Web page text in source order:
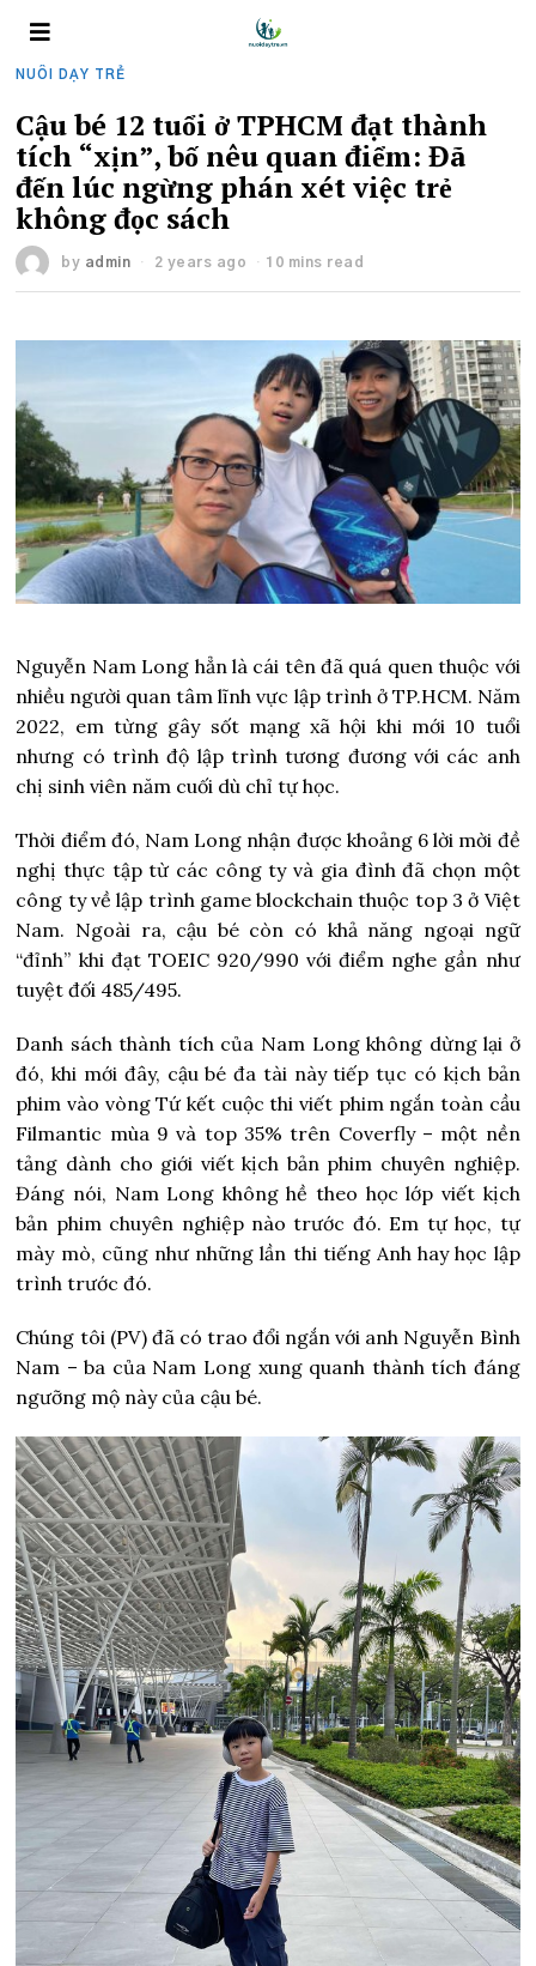
NUÔI DẠY TRẺ
Cậu bé 12 tuổi ở TPHCM đạt thành
tích “xịn”, bố nêu quan điểm: Đã
đến lúc ngừng phán xét việc trẻ
không đọc sách
by admin 2 years ago 10 mins read
Nguyễn Nam Long hẳn là cái tên đã quá quen thuộc với
nhiều người quan tâm lĩnh vực lập trình ở TP.HCM. Năm
2022, em từng gây sốt mạng xã hội khi mới 10 tuổi
nhưng có trình độ lập trình tương đương với các anh
chị sinh viên năm cuối dù chỉ tự học.
Thời điểm đó, Nam Long nhận được khoảng 6 lời mời đề
nghị thực tập từ các công ty và gia đình đã chọn một
công ty về lập trình game blockchain thuộc top 3 ở Việt
Nam. Ngoài ra, cậu bé còn có khả năng ngoại ngữ
“đỉnh” khi đạt TOEIC 920/990 với điểm nghe gần như
tuyệt đối 485/495.
Danh sách thành tích của Nam Long không dừng lại ở
đó, khi mới đây, cậu bé đa tài này tiếp tục có kịch bản
phim vào vòng Tứ kết cuộc thi viết phim ngắn toàn cầu
Filmantic mùa 9 và top 35% trên Coverfly – một nền
tảng dành cho giới viết kịch bản phim chuyên nghiệp.
Đáng nói, Nam Long không hề theo học lớp viết kịch
bản phim chuyên nghiệp nào trước đó. Em tự học, tự
mày mò, cũng như những lần thi tiếng Anh hay học lập
trình trước đó.
Chúng tôi (PV) đã có trao đổi ngắn với anh Nguyễn Bình
Nam – ba của Nam Long xung quanh thành tích đáng
ngưỡng mộ này của cậu bé.